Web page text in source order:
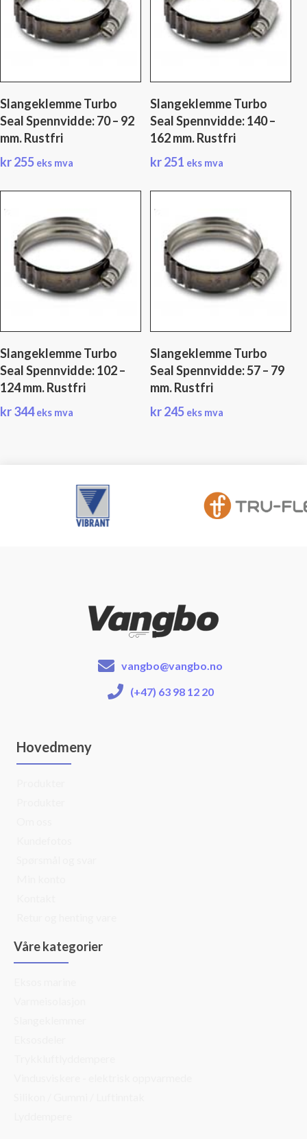
Slangeklemme Turbo
Seal Spennvidde: 70 – 92
mm. Rustfri
kr255 eks mva
Slangeklemme Turbo
Seal Spennvidde: 140 –
162 mm. Rustfri
kr251 eks mva
Slangeklemme Turbo
Seal Spennvidde: 102 –
124 mm. Rustfri
kr344 eks mva
Slangeklemme Turbo
Seal Spennvidde: 57 – 79
mm. Rustfri
kr245 eks mva
vangbo@vangbo.no
(+47) 63 98 12 20
Hovedmeny
Våre kategorier